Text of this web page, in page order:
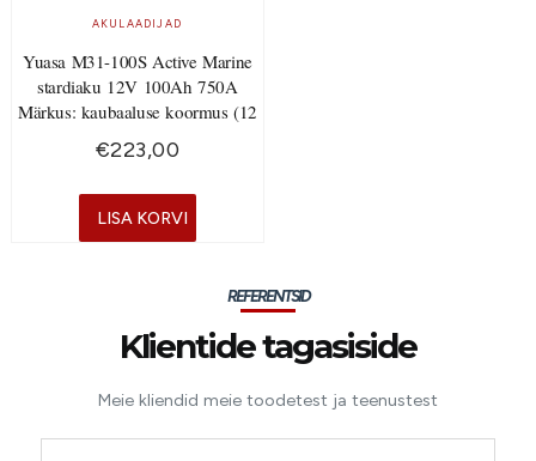
AKULAADIJAD
Yuasa M31-100S Active Marine
stardiaku 12V 100Ah 750A
Märkus: kaubaaluse koormus (12
€223,00
LISA KORVI
REFERENTSID
Klientide tagasiside
Meie kliendid meie toodetest ja teenustest